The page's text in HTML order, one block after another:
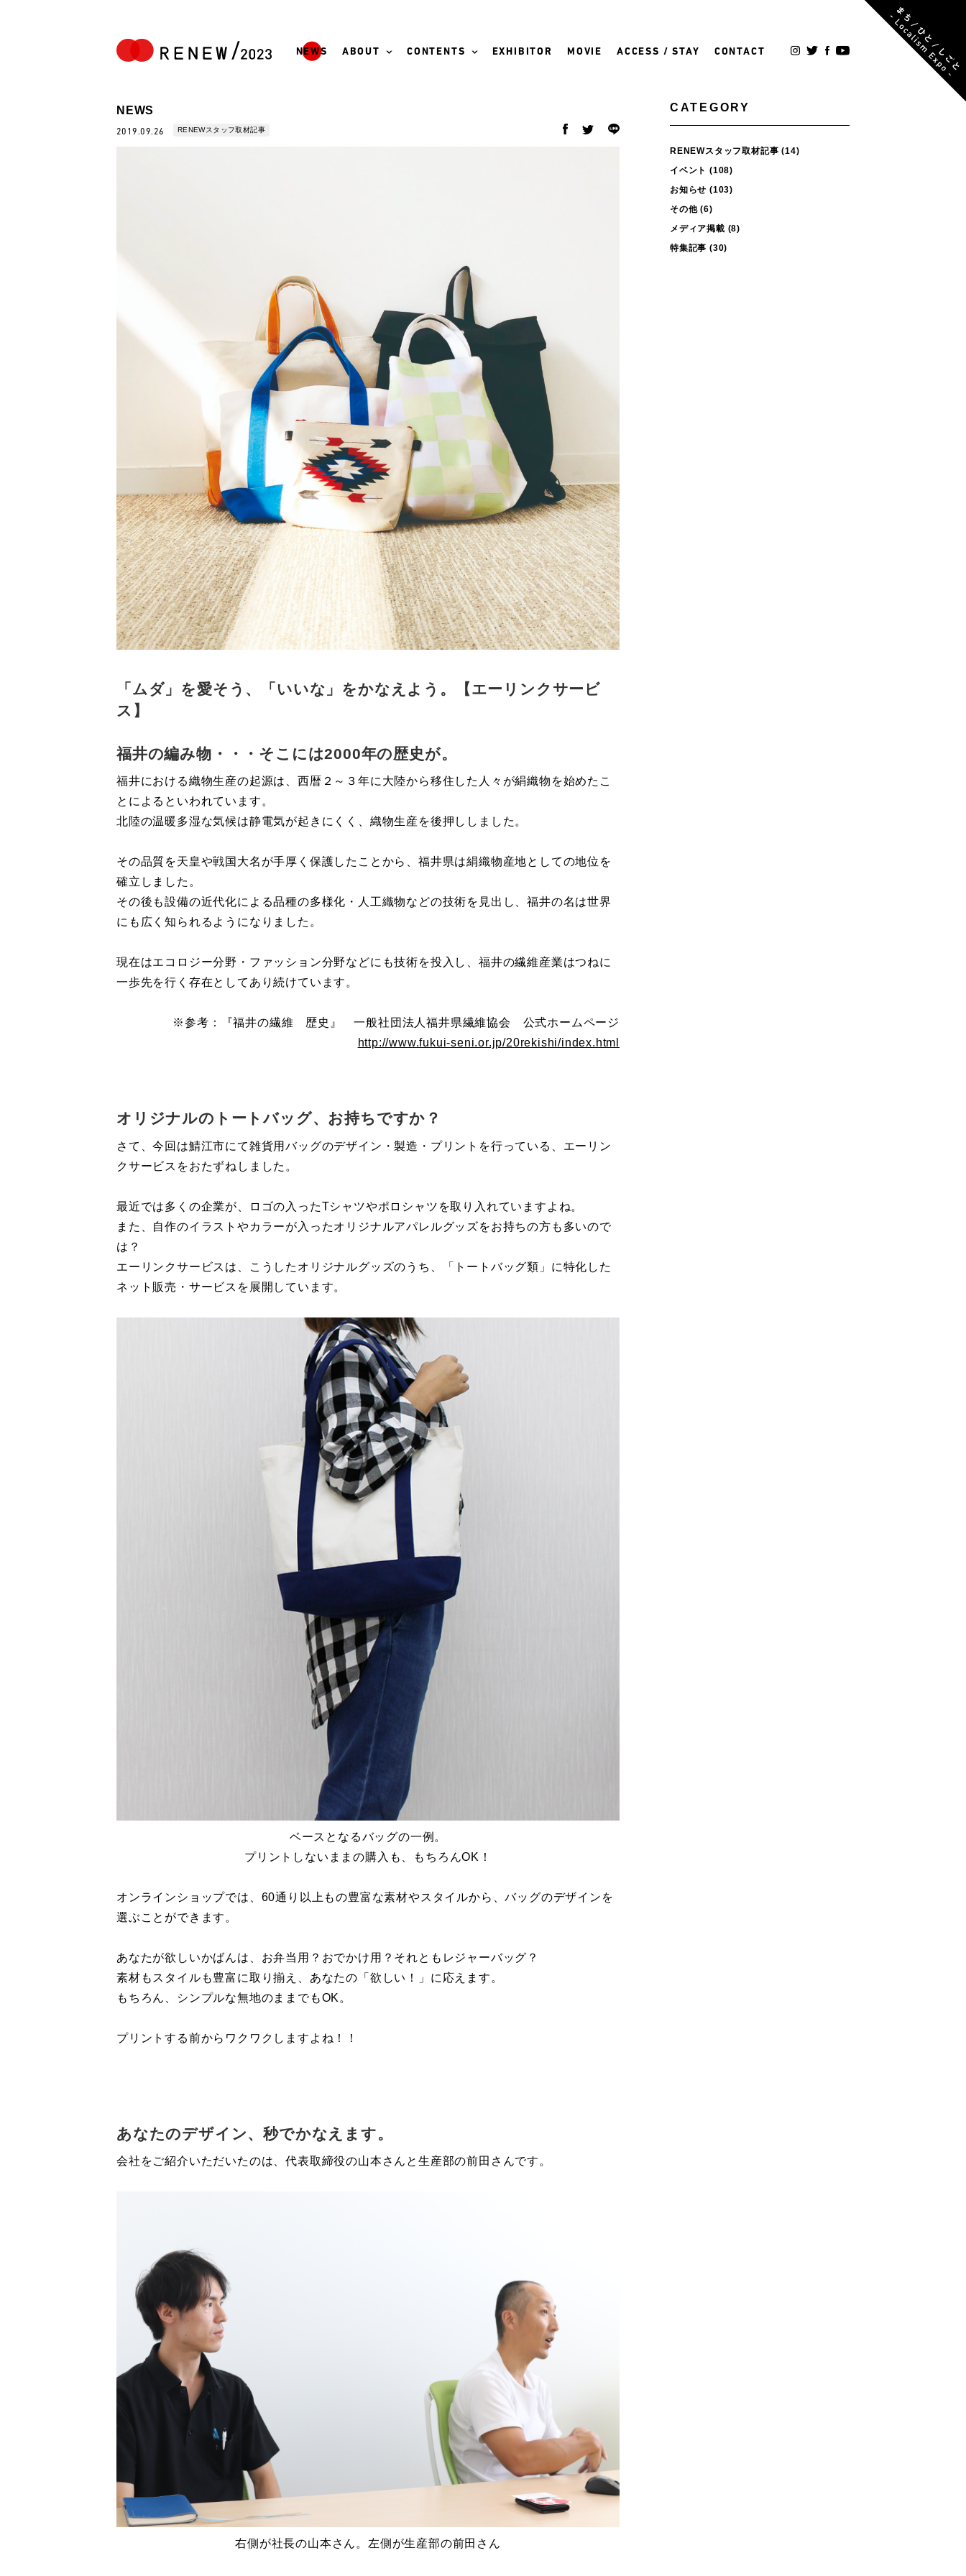
NEWS ABOUT CONTENTS EXHIBITOR MOVIE ACCESS / STAY CONTACT
NEWS
2019.09.26 RENEWスタッフ取材記事
「ムダ」を愛そう、「いいな」をかなえよう。【エーリンクサービ
ス】
福井の編み物・・・そこには2000年の歴史が。
福井における織物生産の起源は、西暦２～３年に大陸から移住した人々が絹織物を始めたこ
とによるといわれています。
北陸の温暖多湿な気候は静電気が起きにくく、織物生産を後押ししました。
その品質を天皇や戦国大名が手厚く保護したことから、福井県は絹織物産地としての地位を
確立しました。
その後も設備の近代化による品種の多様化・人工織物などの技術を見出し、福井の名は世界
にも広く知られるようになりました。
現在はエコロジー分野・ファッション分野などにも技術を投入し、福井の繊維産業はつねに
一歩先を行く存在としてあり続けています。
※参考：『福井の繊維 歴史』 一般社団法人福井県繊維協会 公式ホームページ
http://www.fukui-seni.or.jp/20rekishi/index.html
オリジナルのトートバッグ、お持ちですか？
さて、今回は鯖江市にて雑貨用バッグのデザイン・製造・プリントを行っている、エーリン
クサービスをおたずねしました。
最近では多くの企業が、ロゴの入ったTシャツやポロシャツを取り入れていますよね。
また、自作のイラストやカラーが入ったオリジナルアパレルグッズをお持ちの方も多いので
は？
エーリンクサービスは、こうしたオリジナルグッズのうち、「トートバッグ類」に特化した
ネット販売・サービスを展開しています。
ベースとなるバッグの一例。
プリントしないままの購入も、もちろんOK！
オンラインショップでは、60通り以上もの豊富な素材やスタイルから、バッグのデザインを
選ぶことができます。
あなたが欲しいかばんは、お弁当用？おでかけ用？それともレジャーバッグ？
素材もスタイルも豊富に取り揃え、あなたの「欲しい！」に応えます。
もちろん、シンプルな無地のままでもOK。
プリントする前からワクワクしますよね！！
あなたのデザイン、秒でかなえます。
会社をご紹介いただいたのは、代表取締役の山本さんと生産部の前田さんです。
右側が社長の山本さん。左側が生産部の前田さん
CATEGORY
RENEWスタッフ取材記事 (14)
イベント (108)
お知らせ (103)
その他(6)
メディア掲載 (8)
特集記事 (30)